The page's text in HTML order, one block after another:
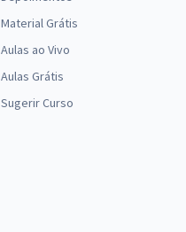
Material Grátis
Aulas ao Vivo
Aulas Grátis
Sugerir Curso